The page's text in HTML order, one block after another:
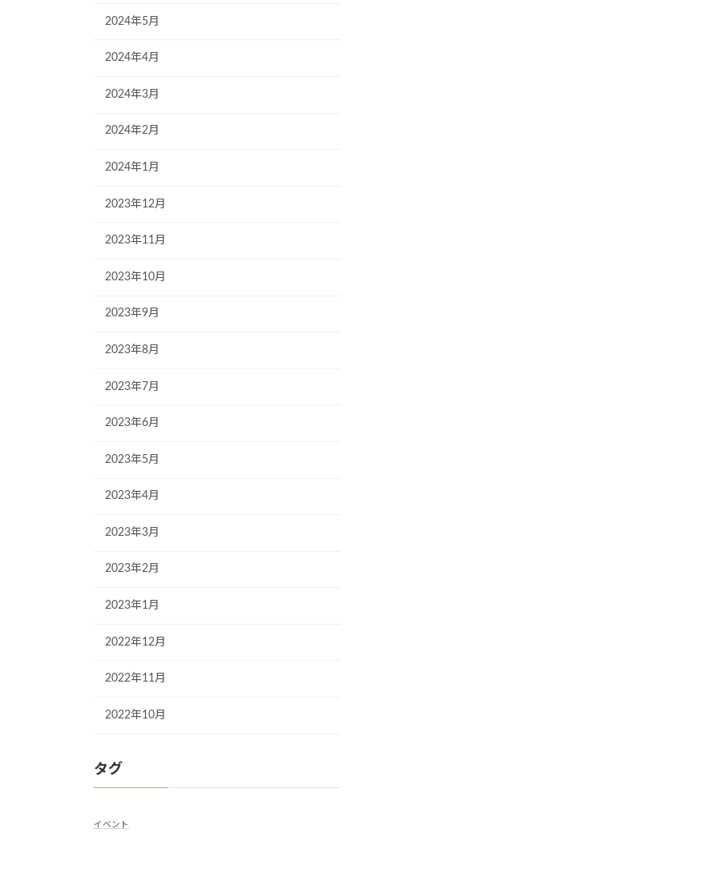
2024年5月
2024年4月
2024年3月
2024年2月
2024年1月
2023年12月
2023年11月
2023年10月
2023年9月
2023年8月
2023年7月
2023年6月
2023年5月
2023年4月
2023年3月
2023年2月
2023年1月
2022年12月
2022年11月
2022年10月
タグ
イベント